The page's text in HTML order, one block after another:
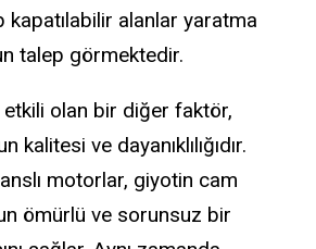
kapatılabilir alanlar yaratma
talep görmektedir.
etkili olan bir diğer faktör,
kalitesi ve dayanıklılığıdır.
motorlar, giyotin cam
ömürlü ve sorunsuz bir